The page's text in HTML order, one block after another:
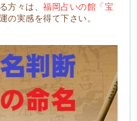
方々は、福岡占いの館「宝
の実感を得て下さい。